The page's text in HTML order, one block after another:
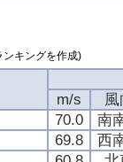
キングを作成)
m/s
風
70.0
南
69.8
西